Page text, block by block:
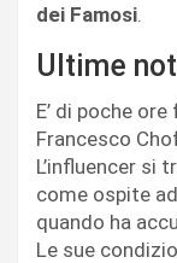
dei Famosi.
Ultime
E’ di poche
Francesco
L’influencer si
come ospite
quando ha
Le sue